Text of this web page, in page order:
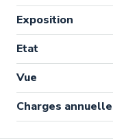
Exposition
Etat
Vue
Charges